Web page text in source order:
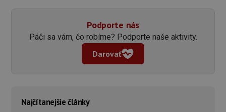
Podporte nás
Páči sa vám, čo robíme? Podporte naše aktivity.
Darovať
Najčítanejšie články